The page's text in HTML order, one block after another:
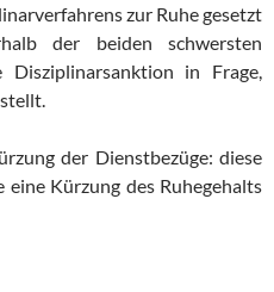
zur Ruhe gesetzt
der beiden schwersten
Disziplinarsanktion in Frage,
der Dienstbezüge: diese
Kürzung des Ruhegehalts